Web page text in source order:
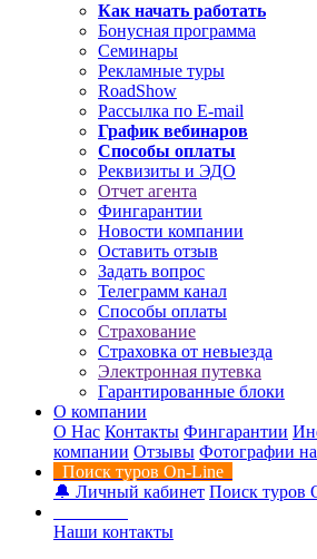
Как начать работать
Бонусная программа
Семинары
Рекламные туры
RoadShow
Рассылка по E-mail
График вебинаров
Способы оплаты
Реквизиты и ЭДО
Отчет агента
Фингарантии
Новости компании
Оставить отзыв
Задать вопрос
Телеграмм канал
Способы оплаты
Страхование
Страховка от невыезда
Электронная путевка
Гарантированные блоки
О компании
О Нас Контакты Фингарантии
компании Отзывы Фотографии
Поиск туров On-Line
🔔 Личный кабинет Поиск туров
Наши контакты